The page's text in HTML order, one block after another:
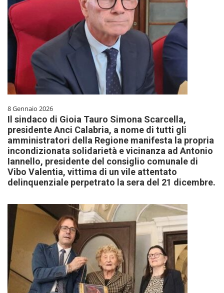
8 Gennaio 2026
Il sindaco di Gioia Tauro Simona Scarcella,
presidente Anci Calabria, a nome di tutti gli
amministratori della Regione manifesta la propria
incondizionata solidarietà e vicinanza ad Antonio
Iannello, presidente del consiglio comunale di
Vibo Valentia, vittima di un vile attentato
delinquenziale perpetrato la sera del 21 dicembre.